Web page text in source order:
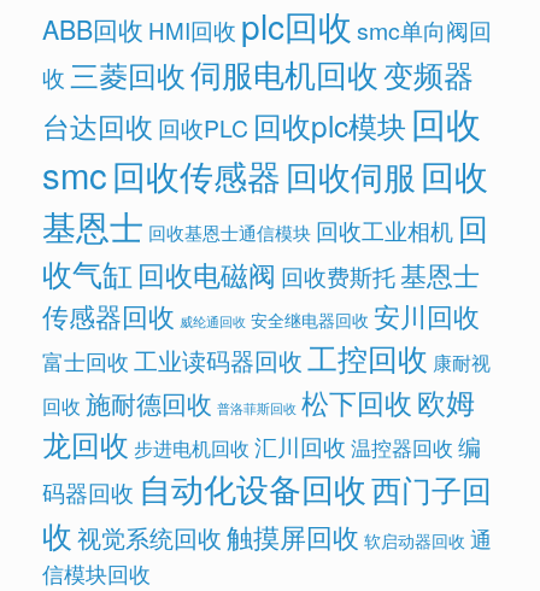
ABB回收 HMI回收 plc回收 smc单向阀回
收三菱回收伺服电机回收变频器
台达回收 回收PLC 回收plc模块 回收
smc回收传感器回收伺服 回收
基恩士 回收基恩士通信模块 回收工业相机 回
收气缸 回收电磁阀 回收费斯托基恩士
传感器回收 威纶通回收 安全继电器回收 安川回收
富士回收工业读码器回收工控回收 康耐视
回收 施耐德回收 普洛菲斯回收 松下回收欧姆
龙回收 步进电机回收 汇川回收 温控器回收 编
码器回收 自动化设备回收西门子回
收视觉系统回收触摸屏回收 软启动器回收 通
信模块回收